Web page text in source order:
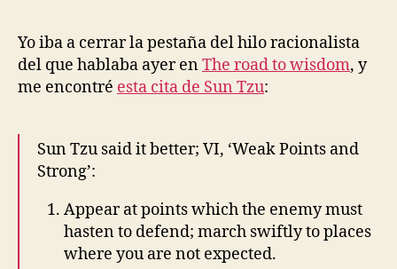
enemigo
no
Tzu
Yo iba a cerrar la pestaña del hilo racionalista
del que hablaba ayer enThe road to wisdom, y
me encontré esta cita de Sun Tzu:
Sun Tzu said it better; VI, ‘Weak Points and
Strong’:
Appear at points which the enemy must
hasten to defend; march swiftly to places
where you are not expected.